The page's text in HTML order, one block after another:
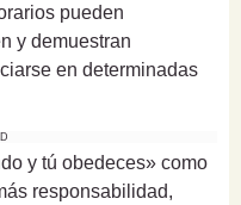
pueden
y demuestran
en determinadas
y tú obedeces» como
responsabilidad,